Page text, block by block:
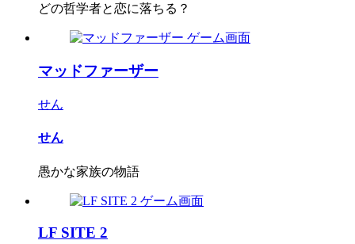
どの哲学者と恋に落ちる？
マッドファーザー
せん
せん
愚かな家族の物語
LF SITE 2